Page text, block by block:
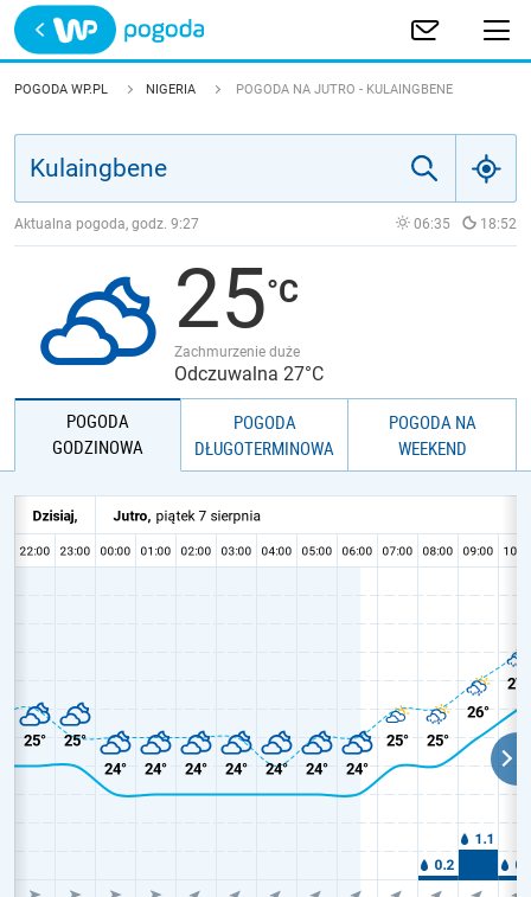
Trwa ładowanie
POLSKA
POGODA WP.PL NIGERIA POGODA NA JUTRO - KULAINGBENE
Aktualna pogoda, godz. 9:27 06:35 18:52
25
Zachmurzenie duże
Odczuwalna 27°C
POGODA
GODZINOWA
POGODA
DŁUGOTERMINOWA
POGODA NA
WEEKEND